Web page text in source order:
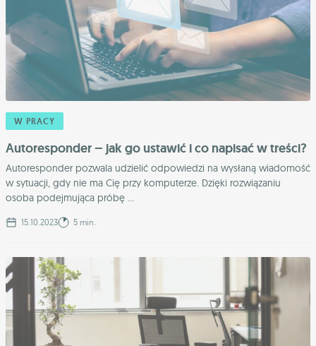
W PRACY
Autoresponder – jak go ustawić i co napisać w treści?
Autoresponder pozwala udzielić odpowiedzi na wysłaną wiadomość
w sytuacji, gdy nie ma Cię przy komputerze. Dzięki rozwiązaniu
osoba podejmująca próbę ...
15.10.2023 5 min.